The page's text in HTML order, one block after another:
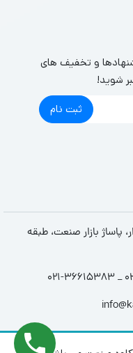
و تخفیف های
شوید!
ثبت نام
پاساژ بازار صنعت، طبقه